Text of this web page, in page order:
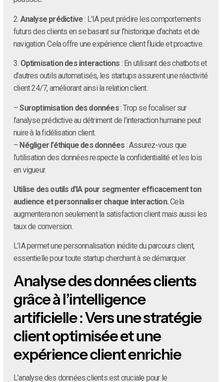
2. Analyse prédictive: L’IA peut prédire les comportements
futurs des clients en se basant sur l’historique d’achats et de
navigation. Cela offre une expérience client fluide et proactive.
3. Optimisation des interactions : En utilisant des chatbots et
d’autres outils automatisés, les startups assurent une réactivité
client 24/7, améliorant ainsi la relation client.
–Suroptimisation des données: Trop se focaliser sur
l’analyse prédictive au détriment de l’interaction humaine peut
nuire à la fidélisation client.
– Négliger l’éthique des données : Assurez-vous que
l’utilisation des données respecte la confidentialité et les lois
en vigueur.
Utilise des outils d’IA pour segmenter efficacement ton
audience et personnaliser chaque interaction.Cela
augmentera non seulement la satisfaction client mais aussi les
taux de conversion.
L’IA permet une personnalisation inédite du parcours client,
essentielle pour toute startup cherchant à se démarquer.
Analyse des données clients
grâce à l’intelligence
artificielle : Vers une stratégie
client optimisée et une
expérience client enrichie
L’analyse des données clients est cruciale pour le